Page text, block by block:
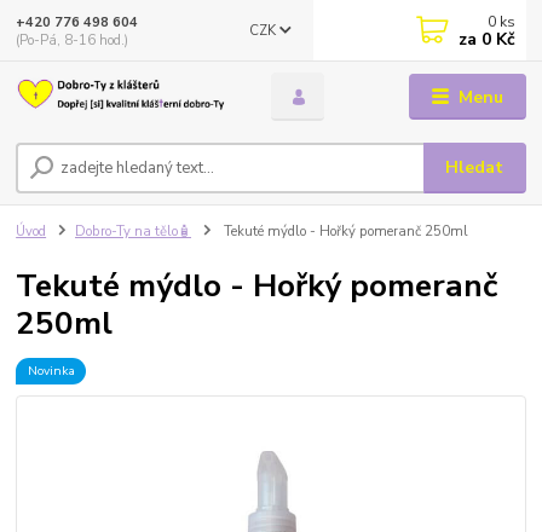
Menu
CZK
Hledat
+420 776 498 604
(Po-Pá, 8-16 hod.)
0 ks
za 0 Kč
Úvod Dobro-Ty na tělo🧴 Tekuté mýdlo - Hořký pomeranč 250ml
Tekuté mýdlo - Hořký pomeranč
250ml
Novinka